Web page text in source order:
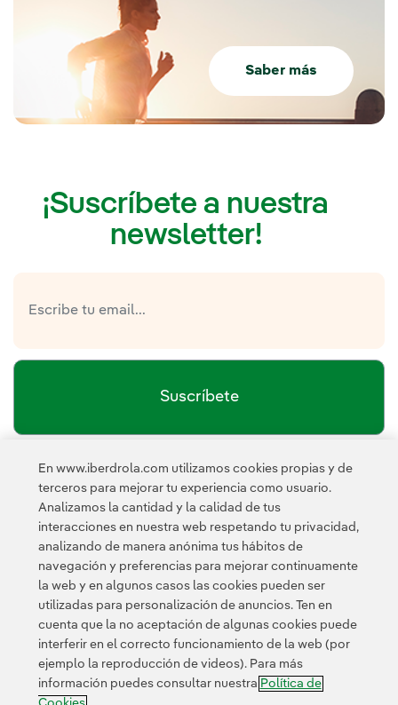
Saber más
¡Suscríbete a nuestra
newsletter!
Suscríbete
He leído y acepto lapolítica de privacidad de la
Newsletter
Enlace externo, se abre en ventana nueva.
Esta página está protegida por reCAPTCHA y se aplican la
Política de privacidad Términos de servicio de
Contacta Clientes Política de Privacidad Información legal
Transparencia en el uso de la IA Política de cookies
En www.iberdrola.com utilizamos cookies propias y de
terceros para mejorar tu experiencia como usuario.
Analizamos la cantidad y la calidad de tus
interacciones en nuestra web respetando tu privacidad,
analizando de manera anónima tus hábitos de
navegación y preferencias para mejorar continuamente
la web y en algunos casos las cookies pueden ser
utilizadas para personalización de anuncios. Ten en
cuenta que la no aceptación de algunas cookies puede
interferir en el correcto funcionamiento de la web (por
ejemplo la reproducción de videos). Para más
información puedes consultar nuestra Política de